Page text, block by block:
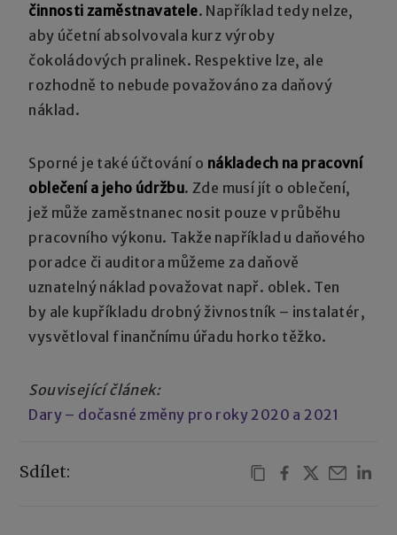
činnosti zaměstnavatele. Například tedy nelze,
aby účetní absolvovala kurz výroby
čokoládových pralinek. Respektive lze, ale
rozhodně to nebude považováno za daňový
náklad.
Sporné je také účtování o nákladech na pracovní
oblečení a jeho údržbu. Zde musí jít o oblečení,
jež může zaměstnanec nosit pouze v průběhu
pracovního výkonu. Takže například u daňového
poradce či auditora můžeme za daňově
uznatelný náklad považovat např. oblek. Ten
by ale kupříkladu drobný živnostník – instalatér,
vysvětloval finančnímu úřadu horko těžko.
Související článek:
Dary – dočasné změny pro roky 2020 a 2021
Sdílet: